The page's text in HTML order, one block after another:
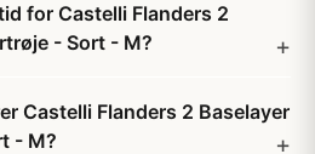
for Castelli Flanders 2
- Sort - M?
Castelli Flanders 2 Baselayer
- M?